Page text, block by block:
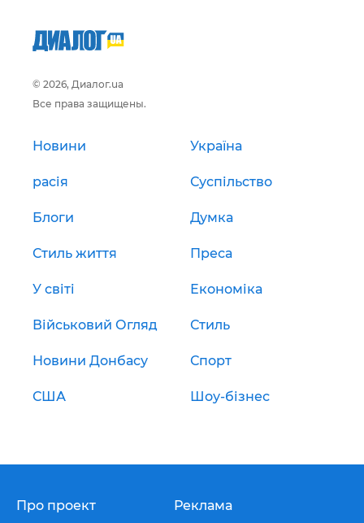
© 2026, Диалог.ua
Все права защищены.
Новини Україна
расія Суспільство
Блоги Думка
Стиль життя Преса
У світі Економіка
Військовий Огляд Стиль
Новини Донбасу Спорт
США Шоу-бізнес
Про проект Реклама